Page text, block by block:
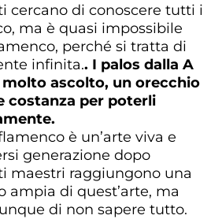
cercano di conoscere tutti i
ma è quasi impossibile
perché si tratta di
infinita.. I palos dalla A
ascolto, un orecchio
costanza per poterli
è un’arte viva e
generazione dopo
maestri raggiungono una
ampia di quest’arte, ma
di non sapere tutto.